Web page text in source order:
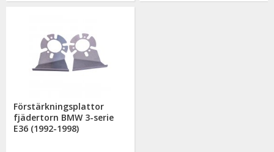
Förstärkningsplattor
fjädertorn BMW 3-serie
E36 (1992-1998)